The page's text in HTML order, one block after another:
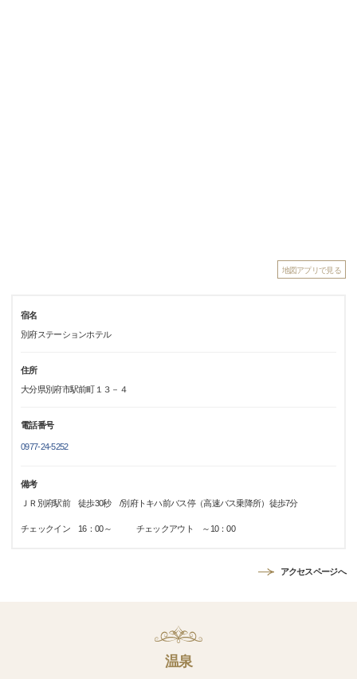
地図アプリで見る
宿名
別府ステーションホテル
住所
大分県別府市駅前町１３－４
電話番号
0977-24-5252
備考
ＪＲ別府駅前 徒歩30秒 /別府トキハ前バス停（高速バス乗降所）徒歩7分
チェックイン 16：00～ チェックアウト ～10：00
アクセスページへ
温泉